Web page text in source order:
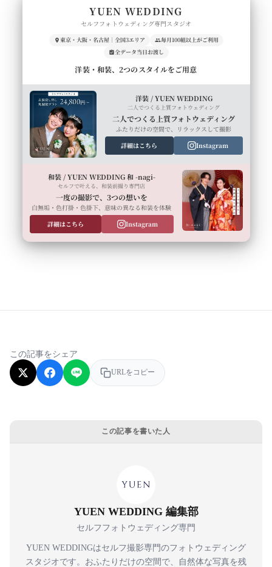
YUEN WEDDING
セルフフォトウェディング専門スタジオ
東京・大阪・名古屋｜全国3エリア
毎月100組以上がご利用
全データ当日お渡し
洋装・和装、2つのスタイルをご用意
洋装 / YUEN WEDDING
二人でつくる上質フォトウェディング
二人でつくる上質フォトウェディング
ふたりだけの空間で、リラックスして撮影
詳細はこちら
Instagram
和装 / YUEN WEDDING 和 -nagi-
セルフで叶える、和装前撮り専門店
一度の撮影で、3つの想いを
白無垢・色打掛・色掛下、意味の異なる和装を体験
詳細はこちら
Instagram
この記事をシェア
URLをコピー
この記事を書いた人
YUEN WEDDING 編集部
セルフフォトウェディング専門
YUEN WEDDINGはセルフ撮影専門のフォトウェディング
スタジオです。おふたりだけの空間で、自然体な写真を残